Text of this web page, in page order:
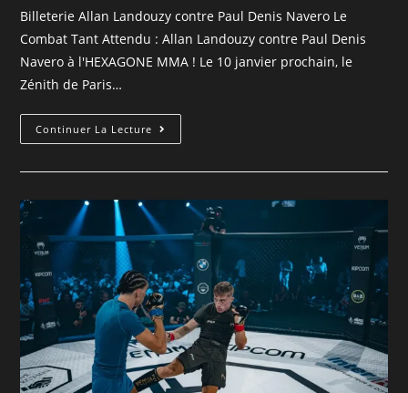
Billeterie Allan Landouzy contre Paul Denis Navero Le
Combat Tant Attendu : Allan Landouzy contre Paul Denis
Navero à l'HEXAGONE MMA ! Le 10 janvier prochain, le
Zénith de Paris…
Continuer La Lecture